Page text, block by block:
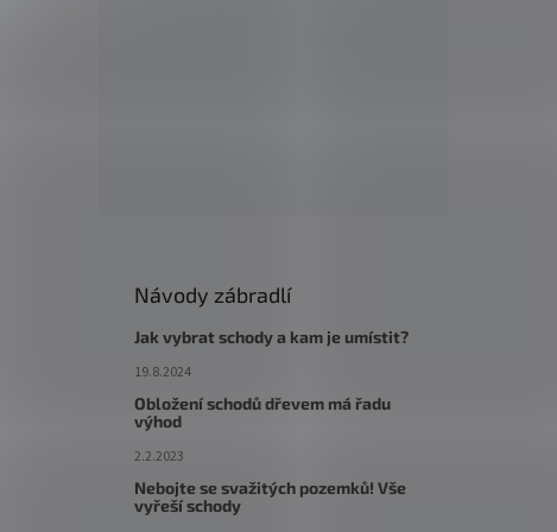
Návody zábradlí
Jak vybrat schody a kam je umístit?
19.8.2024
Obložení schodů dřevem má řadu
výhod
2.2.2023
Nebojte se svažitých pozemků! Vše
vyřeší schody